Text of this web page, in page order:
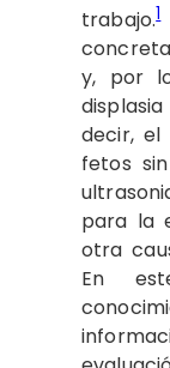
trabajo.1
y, por
decir, el
fetos
para la
otra
En